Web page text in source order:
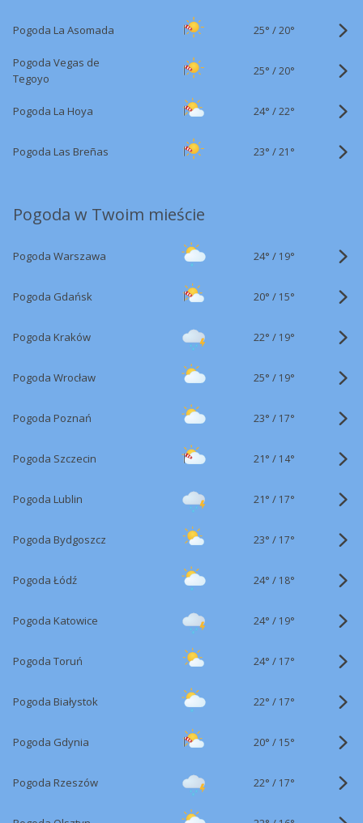
Pogoda La Asomada 25° /20°
Pogoda Vegas de
Tegoyo
25° /20°
Pogoda La Hoya 24° /22°
Pogoda Las Breñas 23° /21°
Pogoda w Twoim mieście
Pogoda Warszawa 24° / 19°
Pogoda Gdańsk 20° / 15°
Pogoda Kraków 22° / 19°
Pogoda Wrocław 25° / 19°
Pogoda Poznań 23° / 17°
Pogoda Szczecin 21° / 14°
Pogoda Lublin 21° / 17°
Pogoda Bydgoszcz 23° / 17°
Pogoda Łódź 24° / 18°
Pogoda Katowice 24° / 19°
Pogoda Toruń 24° / 17°
Pogoda Białystok 22° / 17°
Pogoda Gdynia 20° / 15°
Pogoda Rzeszów 22° / 17°